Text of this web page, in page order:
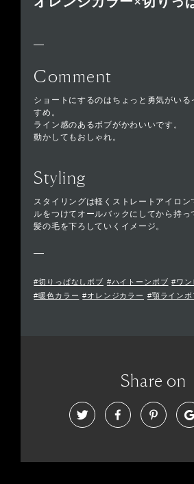
Comment
ショートにするのはちょっと勇気がいる
すめ。
ライン感のあるボブがかわいいです。
動かしてもおしゃれ。
Styling
スタイリングは軽くストレートアイロン
ルをつけてオールバックにしてから持っ
髪の毛を下ろしていくイメージ。
#切りっぱなしボブ #ハイトーンボブ #ワン
#暖色カラー #オレンジカラー #顎ラインボ
Share on